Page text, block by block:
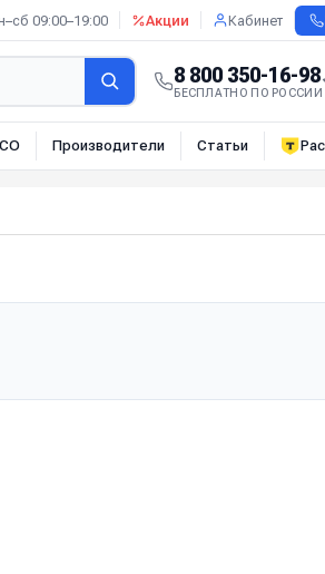
09:00–19:00 Акции Кабинет
8 800 350-16-98
БЕСПЛАТНО ПО РОССИИ
Производители Статьи